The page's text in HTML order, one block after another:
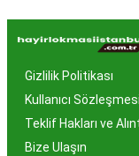
Hayır
Neden
İstanbul, tarih
şehir olmasıyla
zenginleşmiştir.
Gizlilik Politikası
Kullanıcı Sözleşmesi
Teklif Hakları ve
Bize Ulaşın